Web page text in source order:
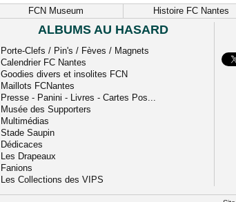
FCN Museum Histoire FC Nantes
ALBUMS AU HASARD
Porte-Clefs / Pin's / Fèves / Magnets
Calendrier FC Nantes
Goodies divers et insolites FCN
Maillots FCNantes
Presse - Panini - Livres - Cartes Pos...
Musée des Supporters
Multimédias
Stade Saupin
Dédicaces
Les Drapeaux
Fanions
Les Collections des VIPS